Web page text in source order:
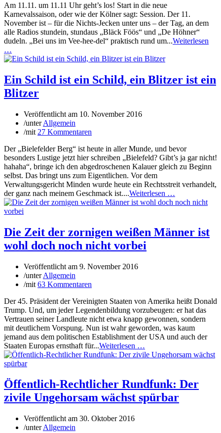
Am 11.11. um 11.11 Uhr geht’s los! Start in die neue
Karnevalssaison, oder wie der Kölner sagt: Session. Der 11.
November ist – für die Nichts-Jecken unter uns – der Tag, an dem
alle Radios stundein, stundaus „Bläck Föös“ und „De Höhner“
dudeln. „Bei uns im Vee-hee-del“ praktisch rund um...Weiterlesen
…
Ein Schild ist ein Schild, ein Blitzer ist ein
Blitzer
Veröffentlicht am 10. November 2016
/unterAllgemein
/mit 27 Kommentaren
Der „Bielefelder Berg“ ist heute in aller Munde, und bevor
besonders Lustige jetzt hier schreiben „Bielefeld? Gibt’s ja gar nicht!
hahaha“, bringe ich den abgedroschenen Kalauer gleich zu Beginn
selbst. Das bringt uns zum Eigentlichen. Vor dem
Verwaltungsgericht Minden wurde heute ein Rechtsstreit verhandelt,
der ganz nach meinem Geschmack ist....Weiterlesen …
Die Zeit der zornigen weißen Männer ist
wohl doch noch nicht vorbei
Veröffentlicht am 9. November 2016
/unterAllgemein
/mit 63 Kommentaren
Der 45. Präsident der Vereinigten Staaten von Amerika heißt Donald
Trump. Und, um jeder Legendenbildung vorzubeugen: er hat das
Vertrauen seiner Landleute nicht etwa knapp gewonnen, sondern
mit deutlichem Vorspung. Nun ist wahr geworden, was kaum
jemand aus dem politischen Establishment der USA und auch der
Staaten Europas ernsthaft für...Weiterlesen …
Öffentlich-Rechtlicher Rundfunk: Der
zivile Ungehorsam wächst spürbar
Veröffentlicht am 30. Oktober 2016
/unterAllgemein